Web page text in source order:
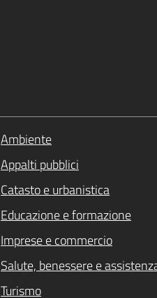
Ambiente
Appalti pubblici
Catasto e urbanistica
Educazione e formazione
Imprese e commercio
Salute, benessere e
Turismo